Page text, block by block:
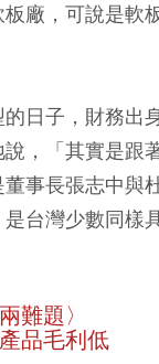
廠，可說是軟
日子，財務出
，「其實是跟
事長張志中與
台灣少數同樣
難題〉
品毛利低